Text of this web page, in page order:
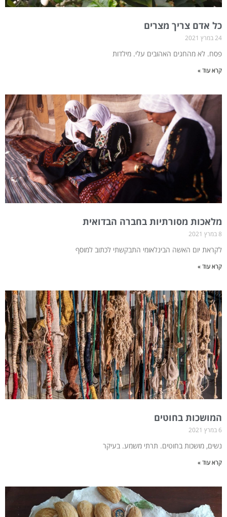
כל אדם צריך מצרים
24 במרץ 2021
פסח. לא מהחגים האהובים עלי. מילדות
קרא עוד »
מלאכות מסורתיות בחברה הבדואית
8 במרץ 2021
לקראת יום האשה הבינלאומי התבקשתי לכתוב למוסף
קרא עוד »
המושכות בחוטים
6 במרץ 2021
נשים, מושכות בחוטים. תרתי משמע. בעיקר
קרא עוד »